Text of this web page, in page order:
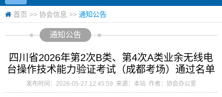
首页 >> 协会信息 >> 通知公告
通知公告
四川省2026年第2次B类、第4次A类业余无线电
台操作技术能力验证考试（成都考场）通过名单
发布时间：2026-05-27 12:45:59 来源：本站 作者：协会办公室